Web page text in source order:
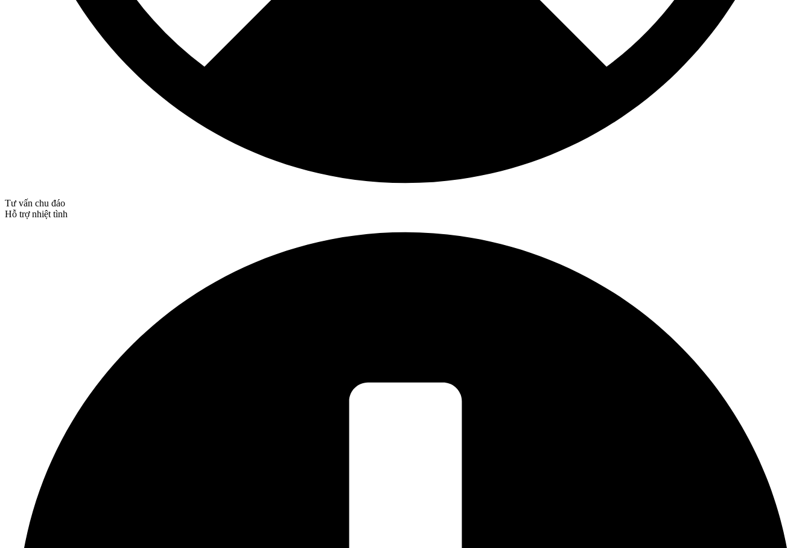
Tư vấn chu đáo
Hỗ trợ nhiệt tình